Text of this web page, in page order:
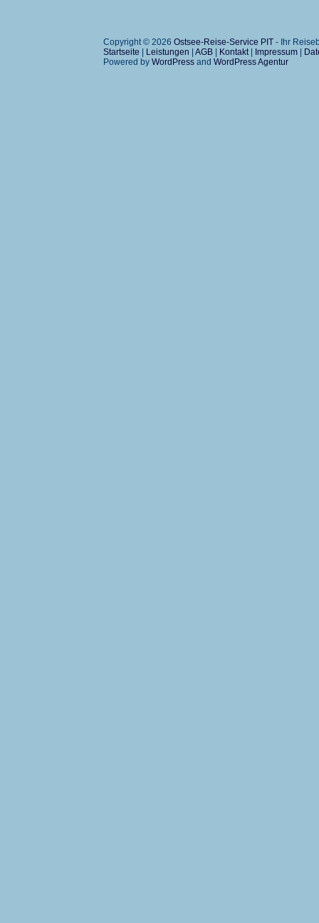
Copyright © 2026 Ostsee-Reise-Service PIT - Ihr
Startseite
Leistungen AGB Kontakt| Impressum
Powered by WordPress and WordPress Agentur